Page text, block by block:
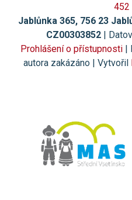
452
Jablůnka 365, 756 23
CZ00303852 |
Prohlášení o přístupnosti |
autora zakázáno | Vytvořil